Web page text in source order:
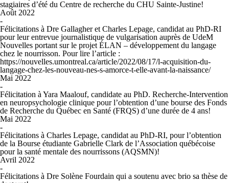
stagiaires d’été du Centre de recherche du CHU Sainte-Justine!
Août 2022
-
Félicitations à Dre Gallagher et Charles Lepage, candidat au PhD-RI
pour leur entrevue journalistique de vulgarisation auprès de UdeM
Nouvelles portant sur le projet ÉLAN – développement du langage
chez le nourrisson. Pour lire l’article :
https://nouvelles.umontreal.ca/article/2022/08/17/l-acquisition-du-
langage-chez-les-nouveau-nes-s-amorce-t-elle-avant-la-naissance/
Mai 2022
-
Félicitation à Yara Maalouf, candidate au PhD. Recherche-Intervention
en neuropsychologie clinique pour l’obtention d’une bourse des Fonds
de Recherche du Québec en Santé (FRQS) d’une durée de 4 ans!
Mai 2022
-
Félicitations à Charles Lepage, candidat au PhD-RI, pour l’obtention
de la Bourse étudiante Gabrielle Clark de l’Association québécoise
pour la santé mentale des nourrissons (AQSMN)!
Avril 2022
-
Félicitations à Dre Solène Fourdain qui a soutenu avec brio sa thèse de